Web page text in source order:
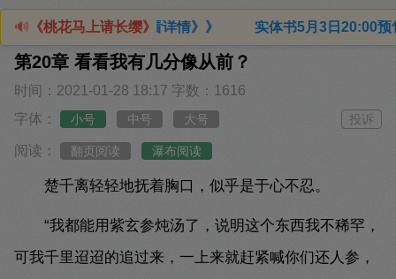
🔊 《桃花马上请长缨》
货）点击查看详情》》 实体书5月3日20:00预售抢购
第20章 看看我有几分像从前？
时间：2021-01-28 18:17 字数：1616
字体：
小号 中号 大号 投诉
阅读： 翻页阅读 瀑布阅读
楚千离轻轻地抚着胸口，似乎是于心不忍。
“我都能用紫玄参炖汤了，说明这个东西我不稀罕，
可我千里迢迢的追过来，一上来就赶紧喊你们还人参，